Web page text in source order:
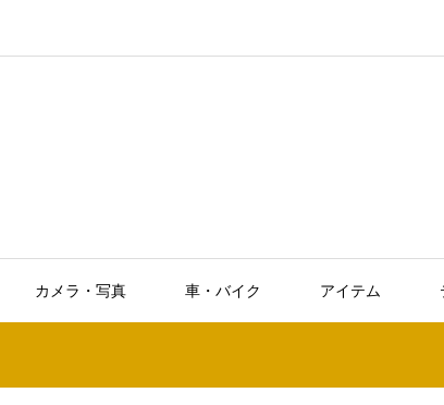
カメラ・写真 車・バイク アイテム